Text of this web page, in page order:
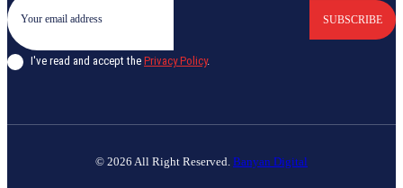
SUBSCRIBE
I've read and accept the Privacy Policy.
© 2026 All Right Reserved. Banyan Digital